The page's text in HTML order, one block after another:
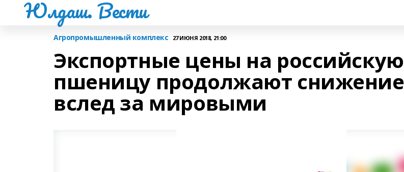
Юлдаш. Вести
Агропромышленный комплекс 27 ИЮНЯ 2018, 21:00
Экспортные цены на российскую
пшеницу продолжают снижение
вслед за мировыми